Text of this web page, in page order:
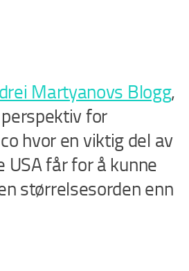
Martyanovs Blogg,
for
hvor en viktig del av
får for å kunne
størrelsesorden enn